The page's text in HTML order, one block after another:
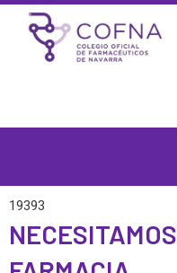
Skip
content
19393